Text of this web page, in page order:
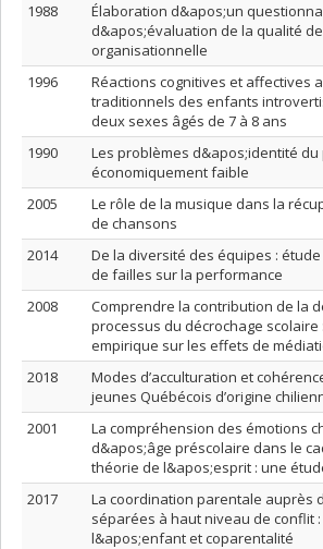
1988
Élaboration d&apos;un
d&apos;évaluation de la qualité
organisationnelle
1996
Réactions cognitives et affectives
traditionnels des enfants
deux sexes âgés de 7 à 8 ans
1990
Les problèmes d&apos;identité
économiquement faible
2005
Le rôle de la musique dans la
de chansons
2014
De la diversité des équipes :
de failles sur la performance
2008
Comprendre la contribution de la
processus du décrochage
empirique sur les effets de
2018
Modes d’acculturation et
jeunes Québécois d’origine
2001
La compréhension des émotions
d&apos;âge préscolaire dans le
théorie de l&apos;esprit : une
2017
La coordination parentale auprès
séparées à haut niveau de conflit
l&apos;enfant et coparentalité